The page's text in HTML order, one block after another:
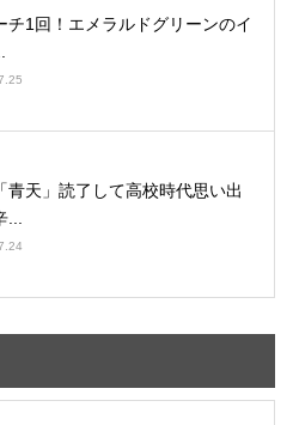
チ1回！エメラルドグリーンのイ
青天」読了して高校時代思い出